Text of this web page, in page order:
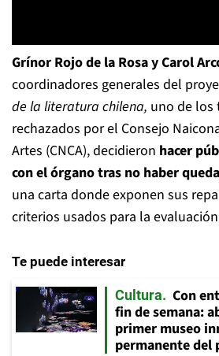
Grínor Rojo de la Rosa y Carol
coordinadores generales del
de la literatura chilena, uno de los
rechazados por el Consejo
Artes (CNCA), decidieron hacer
con el órgano tras no haber
una carta donde exponen sus
criterios usados para la
Te puede interesar
Cultura
Con
fin de semana:
primer museo
permanente del